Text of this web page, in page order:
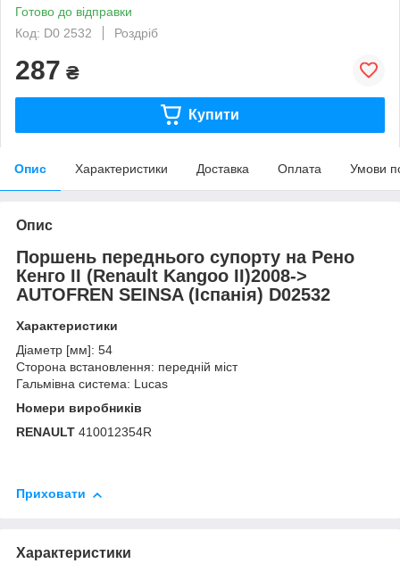
Готово до відправки
Код: D0 2532
Роздріб
287 ₴
Купити
Опис Характеристики Доставка Оплата Умови
Опис
Поршень переднього супорту на Рено
Кенго II (Renault Kangoo II)2008->
AUTOFREN SEINSA (Іспанія) D02532
Характеристики
Діаметр [мм]: 54
Сторона встановлення: передній міст
Гальмівна система: Lucas
Номери виробників
RENAULT 410012354R
Приховати
Характеристики